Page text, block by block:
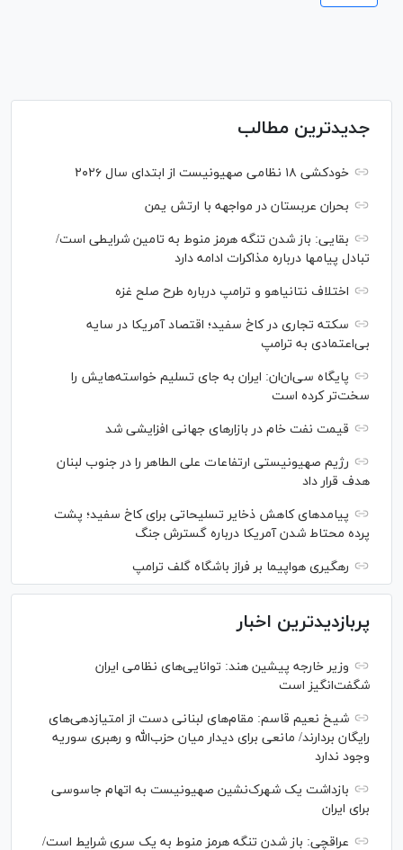
جدیدترین مطالب
خودکشی ۱۸ نظامی صهیونیست از ابتدای سال ۲۰۲۶
بحران عربستان در مواجهه با ارتش یمن
بقایی: باز شدن تنگه هرمز منوط به تامین شرایطی است/
تبادل پیام‎ها درباره مذاکرات ادامه دارد
اختلاف نتانیاهو و ترامپ درباره طرح صلح غزه
سکته تجاری در کاخ سفید؛ اقتصاد آمریکا در سایه
بی‌اعتمادی به ترامپ
پایگاه سی‌ان‌ان: ایران به جای تسلیم خواسته‌هایش را
سخت‎‌تر کرده است
قیمت نفت خام در بازارهای جهانی افزایشی شد
رژیم صهیونیستی ارتفاعات علی الطاهر را در جنوب لبنان
هدف قرار داد
پیامدهای کاهش ذخایر تسلیحاتی برای کاخ سفید؛ پشت
پرده محتاط شدن آمریکا درباره گسترش جنگ
رهگیری هواپیما بر فراز باشگاه گلف ترامپ
پربازدیدترین اخبار
وزیر خارجه پیشین هند: توانایی‌های نظامی ایران
شگفت‌انگیز است
شیخ نعیم قاسم: مقام‌های لبنانی دست از امتیازدهی‌های
رایگان بردارند/ مانعی برای دیدار میان حزب‌الله و رهبری سوریه
وجود ندارد
بازداشت یک شهرک‌نشین صهیونیست به اتهام جاسوسی
برای ایران
عراقچی: باز شدن تنگه هرمز منوط به یک سری شرایط است/